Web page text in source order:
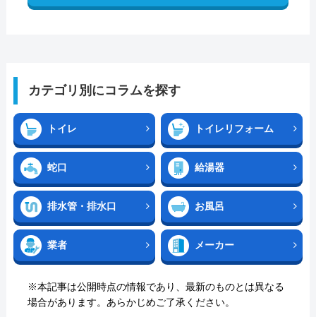
カテゴリ別にコラムを探す
トイレ トイレリフォーム
蛇口 給湯器
排水管・排水口 お風呂
業者 メーカー
※本記事は公開時点の情報であり、最新のものとは異なる
場合があります。あらかじめご了承ください。